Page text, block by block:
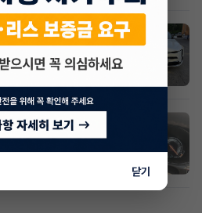
니다 지원금 협의연락
닫기